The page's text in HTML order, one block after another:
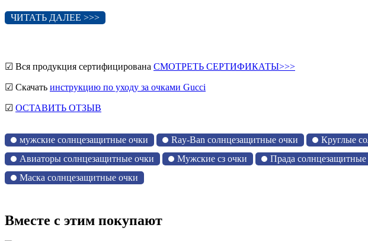
ЧИТАТЬ ДАЛЕЕ >>>
☑ Вся продукция сертифицирована СМОТРЕТЬ СЕРТИФИКАТЫ>>>
☑ Скачать инструкцию по уходу за очками Gucci
☑ ОСТАВИТЬ ОТЗЫВ
мужские солнцезащитные очки Ray-Ban солнцезащитные очки
Круглые
Авиаторы солнцезащитные очки
Мужские сз очки
Прада солнцезащитные
Маска солнцезащитные очки
Вместе с этим покупают